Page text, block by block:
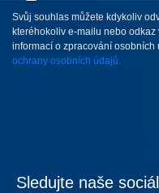
Svůj souhlas můžete kdykoliv
kteréhokoliv e-mailu nebo
informací o zpracování osobních
ochrany osobních údajů.
Sledujte naše